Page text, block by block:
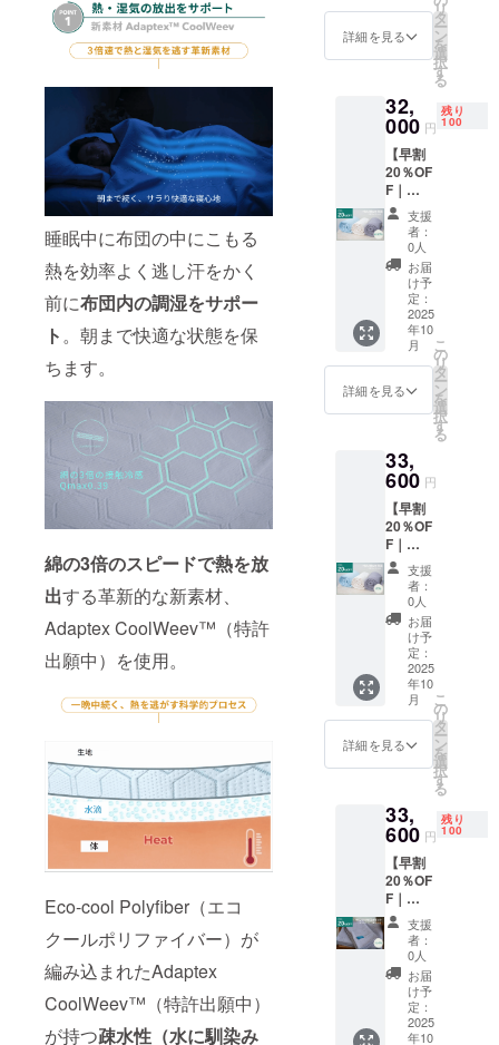
睡眠中に布団の中にこもる
熱を効率よく逃し汗をかく
前に布団内の調湿をサポー
ト 。朝まで快適な状態を保
ちます。
綿の3倍のスピードで熱を放
出する革新的な新素材、
Adaptex CoolWeev™（特許
出願中）を使用。
Eco-cool Polyfiber（エコ
クールポリファイバー）が
編み込まれたAdaptex
CoolWeev™（特許出願中）
が持つ疎水性（水に馴染み
46,000
円の
価格に
つきま
して
は、税
込・全
国一律
送料込
みの価
格と
なって
おりま
選びく
ださ
い。
色：ヘ
ルー、
アッ
シュグ
レー、
アイボ
リー ※
一般販
売予定
価格
38,000
円の
20％OF
F ※記載
の販売
価格に
つきま
して
送料込
みの価
格と
なって
おりま
す
詳細を見る
リ
タ
ー
ン
を
選
択
す
る
32,
000 円
残り
100
【早割
20％OF
F｜
HILU
Bluvet
単品 セ
ミダブ
ル】 ・
HILU
Bluvet
：1枚
色をお
選びく
ださ
い。
色：ヘ
ルー、
アッ
シュグ
レー、
アイボ
リー ※
一般販
売予定
価格
40,000
円の
20％OF
F ※記載
の販売
価格に
つきま
して
送料込
みの価
格と
なって
おりま
す
支援
者：
0人
お届
け予
定：
2025
年10
月
詳細を見る
こ
の
リ
タ
ー
ン
を
選
択
す
る
33,
600 円
【早割
20％OF
F｜
HILU
Bluvet
単品 ダ
ブル】
・HILU
Bluvet
：1枚
色をお
選びく
ださ
い。
色：ヘ
イズブ
アッ
シュグ
レー、
アイボ
リー ※
一般販
売予定
価格
42,000
円の
20％OF
F ※記載
の販売
支援
者：
0人
お届
け予
定：
2025
年10
月
詳細を見る
こ
の
リ
タ
ー
ン
を
選
択
す
る
33,
600 円
残り
100
【早割
20％OF
F｜
HILU
Bluvet
2点
セット
シング
ル】 ・
HILU
Bluvet
支援
者：
0人
お届
け予
定：
2025
年10